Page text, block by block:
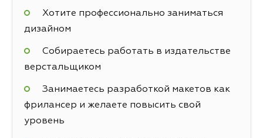
Хотите профессионально заниматься
дизайном
Собираетесь работать в издательстве
верстальщиком
Занимаетесь разработкой макетов как
фрилансер и желаете повысить свой
уровень